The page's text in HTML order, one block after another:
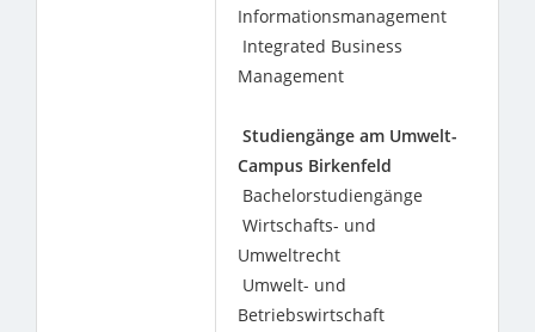
Informationsmanagement
Integrated Business
Management
Studiengänge am Umwelt-
Campus Birkenfeld
Bachelorstudiengänge
Wirtschafts- und
Umweltrecht
Umwelt- und
Betriebswirtschaft